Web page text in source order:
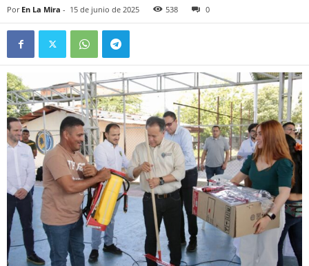
Por En La Mira - 15 de junio de 2025 538 0